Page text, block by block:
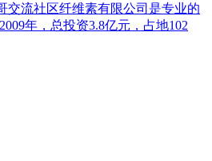
交流社区纤维素有限公司是专业的
年，总投资3.8亿元，占地102